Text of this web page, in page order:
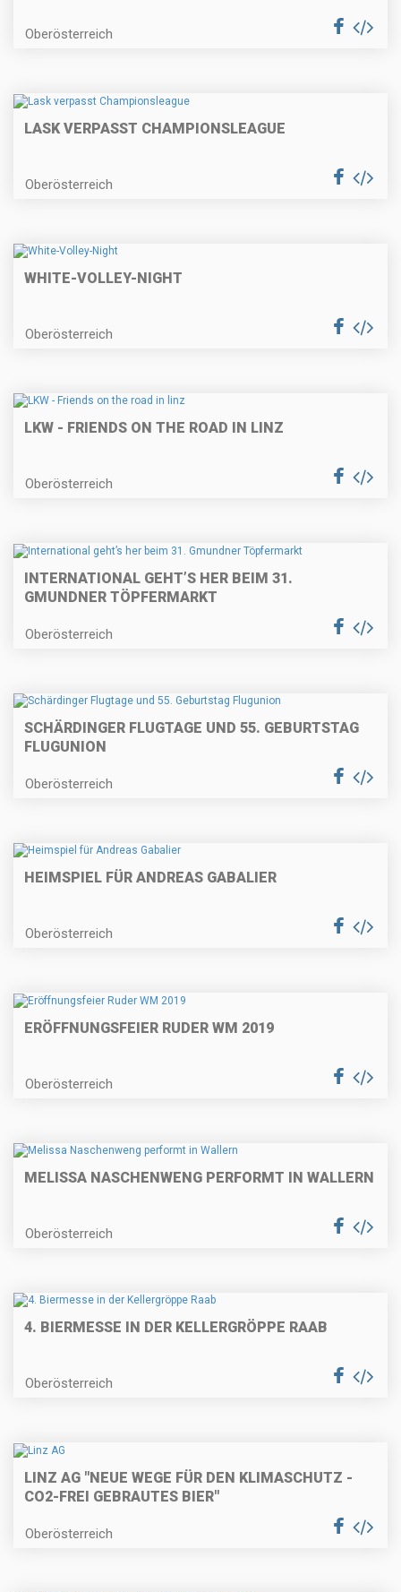
Oberösterreich
LASK VERPASST CHAMPIONSLEAGUE
Oberösterreich
WHITE-VOLLEY-NIGHT
Oberösterreich
LKW - FRIENDS ON THE ROAD IN LINZ
Oberösterreich
INTERNATIONAL GEHT’S HER BEIM 31.
GMUNDNER TÖPFERMARKT
Oberösterreich
SCHÄRDINGER FLUGTAGE UND 55. GEBURTSTAG
FLUGUNION
Oberösterreich
HEIMSPIEL FÜR ANDREAS GABALIER
Oberösterreich
ERÖFFNUNGSFEIER RUDER WM 2019
Oberösterreich
MELISSA NASCHENWENG PERFORMT IN WALLERN
Oberösterreich
4. BIERMESSE IN DER KELLERGRÖPPE RAAB
Oberösterreich
LINZ AG "NEUE WEGE FÜR DEN KLIMASCHUTZ -
CO2-FREI GEBRAUTES BIER"
Oberösterreich